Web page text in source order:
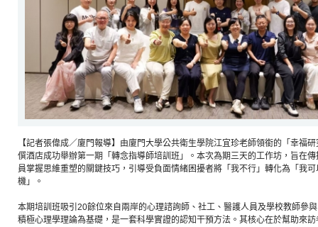
【記者張偉成／廈門報導】由廈門大學公共衛生學院江宜珍老師領銜的「幸福
僎酒店成功舉辦第一期「轉念指導師培訓班」。本次為期三天的工作坊，旨在
員掌握思維重塑的關鍵技巧，引導受負面情緒困擾者將「我不行」轉化為「我
機」。
本期培訓班吸引20餘位來自兩岸的心理諮詢師、社工、醫護人員及學校教師參
積極心理學理論為基礎，是一套科學實證的認知干預方法。其核心在於幫助來